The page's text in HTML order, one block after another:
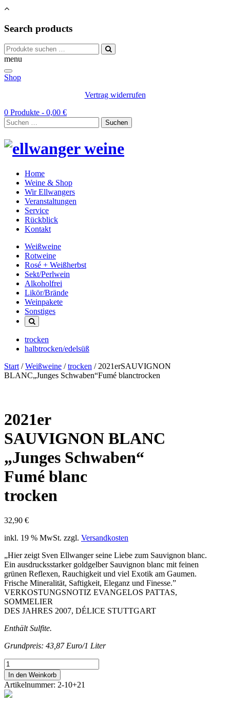
Search products
Suchen
nach:
menu
Shop
Vertrag widerrufen
0 Produkte - 0,00 €
Suchen
nach:
Home
Weine & Shop
Wir Ellwangers
Veranstaltungen
Service
Rückblick
Kontakt
Weißweine
Rotweine
Rosé + Weißherbst
Sekt/Perlwein
Alkoholfrei
Likör/Brände
Weinpakete
Sonstiges
trocken
halbtrocken/edelsüß
Start /Weißweine /trocken / 2021erSAUVIGNON
BLANC„Junges Schwaben“Fumé blanctrocken
2021er
SAUVIGNON BLANC
„Junges Schwaben“
Fumé blanc
trocken
32,90 €
inkl. 19 % MwSt. zzgl. Versandkosten
„Hier zeigt Sven Ellwanger seine Liebe zum Sauvignon blanc.
Ein ausdrucksstarker goldgelber Sauvignon blanc mit feinen
grünen Reflexen, Rauchigkeit und viel Exotik am Gaumen.
Frische Mineralität, Saftigkeit, Eleganz und Finesse.”
VERKOSTUNGSNOTIZ EVANGELOS PATTAS,
SOMMELIER
DES JAHRES 2007, DÉLICE STUTTGART
Enthält Sulfite.
Grundpreis: 43,87 Euro/1 Liter
2021erSAUVIGNON
BLANC"Junges
Schwaben"Fumé
blanctrocken
Menge
In den Weinkorb
Artikelnummer: 2-10+21